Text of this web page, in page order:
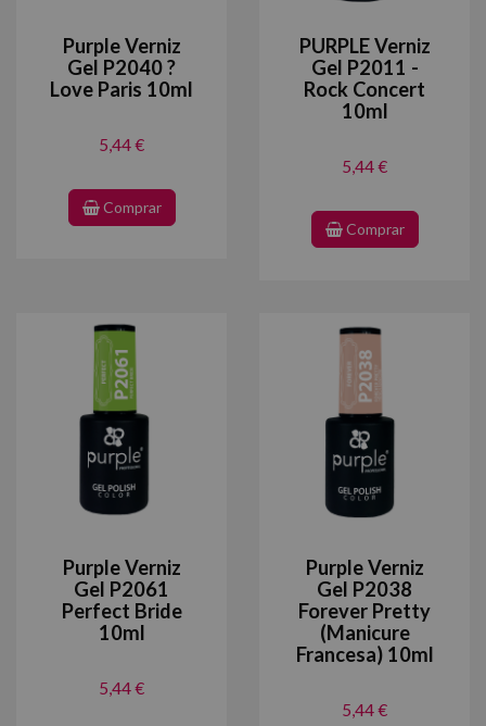
Purple Verniz
Gel P2040 ?
Love Paris 10ml
5,44 €
Comprar
PURPLE Verniz
Gel P2011 -
Rock Concert
10ml
5,44 €
Comprar
Purple Verniz
Gel P2061
Perfect Bride
10ml
5,44 €
Purple Verniz
Gel P2038
Forever Pretty
(Manicure
Francesa) 10ml
5,44 €